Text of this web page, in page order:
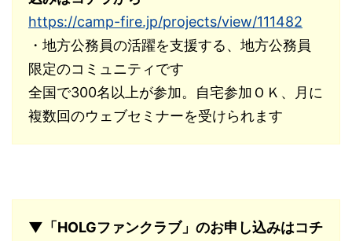
https://camp-fire.jp/projects/view/111482
・地方公務員の活躍を支援する、地方公務員
限定のコミュニティです
全国で300名以上が参加。自宅参加ＯＫ、月に
複数回のウェブセミナーを受けられます
▼「HOLGファンクラブ」のお申し込みはコチ